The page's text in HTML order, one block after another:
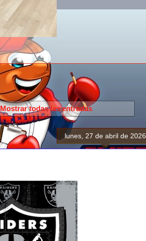
Mostrar todas las entradas
lunes, 27 de abril de 2026